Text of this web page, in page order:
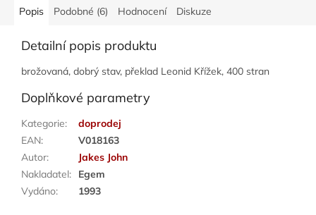
Popis Podobné (6) Hodnocení Diskuze
Detailní popis produktu
brožovaná, dobrý stav, překlad Leonid Křížek, 400 stran
Doplňkové parametry
Kategorie:
doprodej
EAN:
V018163
Autor:
Jakes John
Nakladatel:
Egem
Vydáno: 1993